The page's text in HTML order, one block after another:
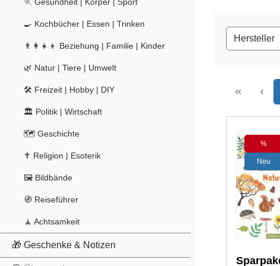
🍳 Kochbücher | Essen | Trinken
👨‍👩‍👧‍👦 Beziehung | Familie | Kinder
🌿 Natur | Tiere | Umwelt
🛠️ Freizeit | Hobby | DIY
🏛️ Politik | Wirtschaft
🗺️ Geschichte
✝️ Religion | Esoterik
🖼️ Bildbände
🧭 Reiseführer
🧘 Achtsamkeit
🎁 Geschenke & Notizen
Hersteller
%
Neu